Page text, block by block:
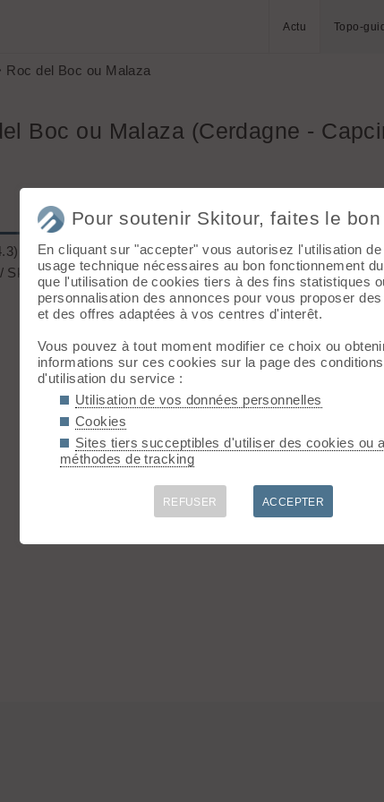
Actu Topo-
Roc del Boc ou Malaza
Boc ou Malaza (Cerdagne -
Ski 2.3)
Pour soutenir Skitour, faites le
En cliquant sur "accepter" vous autorisez l'utilisation
usage technique nécessaires au bon fonctionnement
que l'utilisation de cookies tiers à des fins statistiques
personnalisation des annonces pour vous proposer
et des offres adaptées à vos centres d'interêt.
Vous pouvez à tout moment modifier ce choix ou
informations sur ces cookies sur la page des
d'utilisation du service :
Utilisation de vos données personnelles
Cookies
Sites tiers succeptibles d'utiliser des cookies ou
méthodes de tracking
REFUSER ACCEPTER